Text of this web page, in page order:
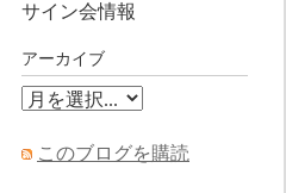
サイン会情報
アーカイブ
このブログを購読